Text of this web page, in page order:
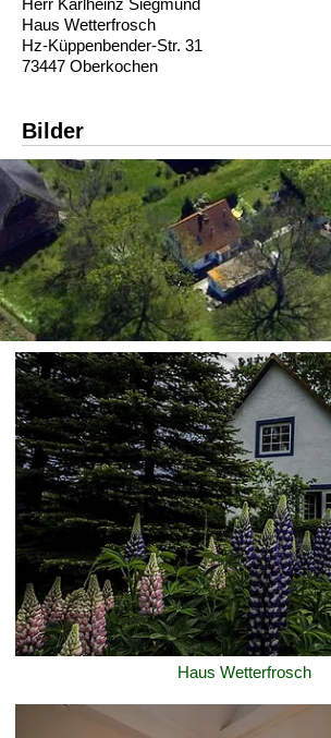
Haus Wetterfrosch
Hz-Küppenbender-Str. 31
73447 Oberkochen
Bilder
Haus Wetterfrosch